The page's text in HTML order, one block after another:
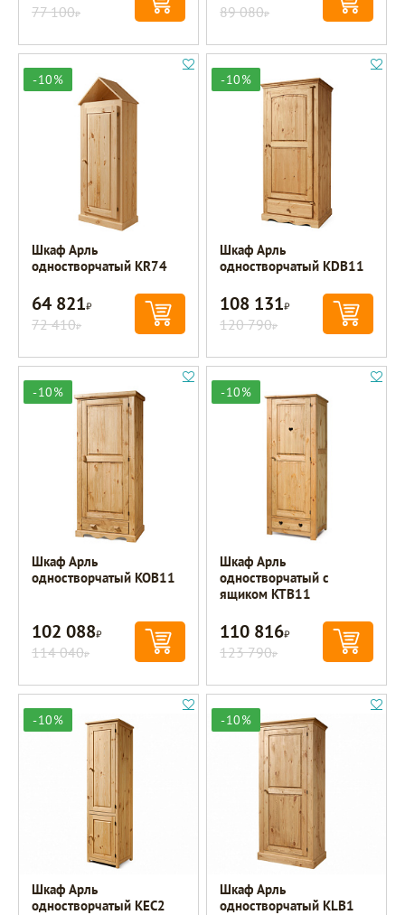
77 100Р 89 080Р
-10%
Шкаф Арль
одностворчатый KR74
64 821Р
72 410Р
-10%
Шкаф Арль
одностворчатый KDB11
108 131Р
120 790Р
-10%
Шкаф Арль
одностворчатый KOB11
102 088Р
114 040Р
-10%
Шкаф Арль
одностворчатый с
ящиком KTB11
110 816Р
123 790Р
-10%
Шкаф Арль
одностворчатый KEC2
-10%
Шкаф Арль
одностворчатый KLB1